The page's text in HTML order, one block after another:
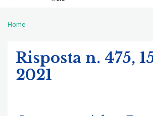
Home
Risposta n. 475,
2021